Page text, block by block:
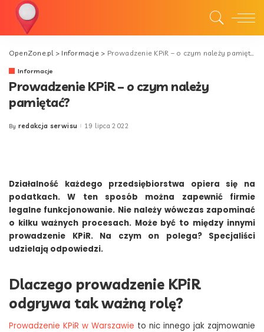
OpenZone.pl> Informacje> Prowadzenie KPiR – o czym należy pamiętać?
Informacje
Prowadzenie KPiR – o czym należy
pamiętać?
Posted
By redakcja serwisu 19 lipca 2022
Działalność każdego przedsiębiorstwa opiera się na
podatkach. W ten sposób można zapewnić firmie
legalne funkcjonowanie. Nie należy wówczas zapominać
o kilku ważnych procesach. Może być to między innymi
prowadzenie KPiR. Na czym on polega? Specjaliści
udzielają odpowiedzi.
Dlaczego prowadzenie KPiR
odgrywa tak ważną rolę?
Prowadzenie KPiR w Warszawie to nic innego jak zajmowanie